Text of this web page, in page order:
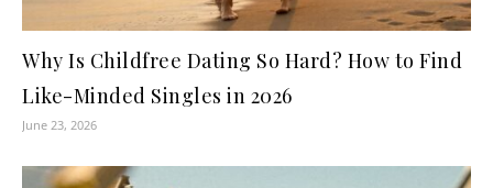
Why Is Childfree Dating So Hard? How to Find
Like-Minded Singles in 2026
June 23, 2026